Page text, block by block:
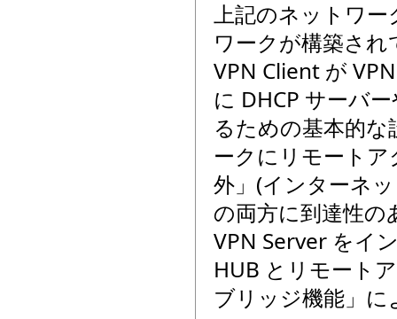
上記のネットワー
ワークが構築さ
VPN Client が
に DHCP サーバ
るための基本的
ークにリモート
外」(インターネ
の両方に到達性
VPN Server をイ
HUB とリモート
ブリッジ機能」